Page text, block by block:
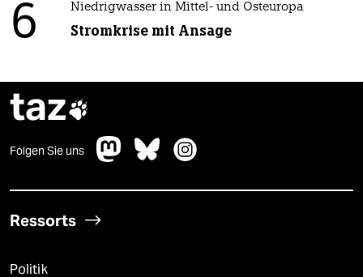
6 Niedrigwasser in Mittel- und Osteuropa
Stromkrise mit Ansage
taz
Folgen Sie uns
Ressorts
Politik